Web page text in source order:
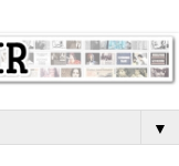
▼